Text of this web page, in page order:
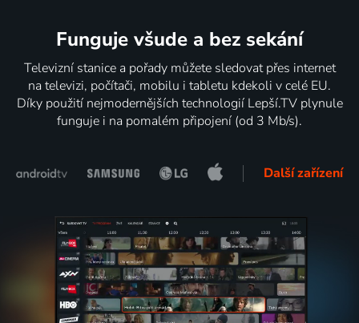
Funguje všude a bez sekání
Televizní stanice a pořady můžete sledovat přes internet
na televizi, počítači, mobilu i tabletu kdekoli v celé EU.
Díky použití nejmodernějších technologií Lepší.TV plynule
funguje i na pomalém připojení (od 3 Mb/s).
Další zařízení